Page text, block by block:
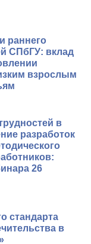
раннего
СПбГУ: вклад
взрослым
в
разработок
26
стандарта
в